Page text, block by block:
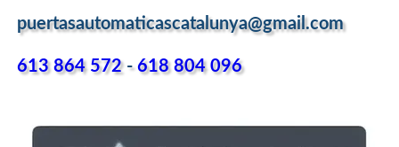
puertasautomaticascatalunya@gmail.com
613 864 572-618 804 096